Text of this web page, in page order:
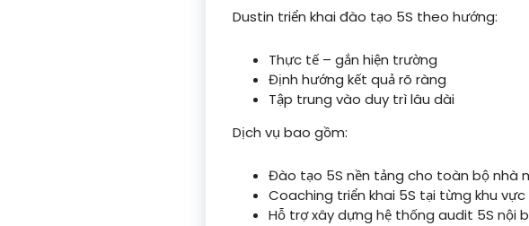
Dustin triển khai đào tạo 5S theo hướng:
Thực tế – gắn hiện trường
Định hướng kết quả rõ ràng
Tập trung vào duy trì lâu dài
Dịch vụ bao gồm:
Đào tạo 5S nền tảng cho toàn bộ nhà
Coaching triển khai 5S tại từng khu vực
Hỗ trợ xây dựng hệ thống audit 5S nội